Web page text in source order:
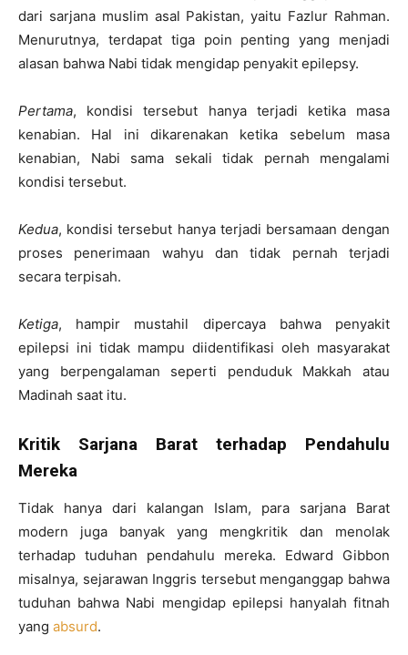
dari sarjana muslim asal Pakistan, yaitu Fazlur Rahman.
Menurutnya, terdapat tiga poin penting yang menjadi
alasan bahwa Nabi tidak mengidap penyakit epilepsy.
Pertama, kondisi tersebut hanya terjadi ketika masa
kenabian. Hal ini dikarenakan ketika sebelum masa
kenabian, Nabi sama sekali tidak pernah mengalami
kondisi tersebut.
Kedua, kondisi tersebut hanya terjadi bersamaan dengan
proses penerimaan wahyu dan tidak pernah terjadi
secara terpisah.
Ketiga, hampir mustahil dipercaya bahwa penyakit
epilepsi ini tidak mampu diidentifikasi oleh masyarakat
yang berpengalaman seperti penduduk Makkah atau
Madinah saat itu.
Kritik Sarjana Barat terhadap Pendahulu
Mereka
Tidak hanya dari kalangan Islam, para sarjana Barat
modern juga banyak yang mengkritik dan menolak
terhadap tuduhan pendahulu mereka. Edward Gibbon
misalnya, sejarawan Inggris tersebut menganggap bahwa
tuduhan bahwa Nabi mengidap epilepsi hanyalah fitnah
yang absurd.